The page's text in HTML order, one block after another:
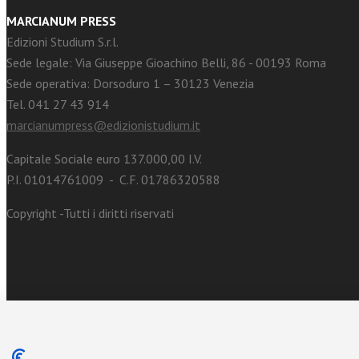
MARCIANUM PRESS
Edizioni Studium S.r.l.
Sede legale: Via Giuseppe Gioachino Belli, 86 - 00193 Roma
Sede operativa: Dorsoduro 1 – 30123 Venezia
Tel. 041 27 43 914
marcianumpress@edizionistudium.it
Capitale Sociale euro 137.000,00 I.V.
P.I. 01014761009 - C.F. 01786320588
Copyright -Tutti i diritti riservati